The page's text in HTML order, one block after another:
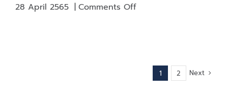
28 April 2565 | Comments Offon
1 2 Next